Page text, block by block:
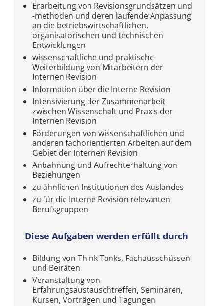
Erarbeitung von Revisionsgrundsätzen und
-methoden und deren laufende Anpassung
an die betriebswirtschaftlichen,
organisatorischen und technischen
Entwicklungen
wissenschaftliche und praktische
Weiterbildung von Mitarbeitern der
Internen Revision
Information über die Interne Revision
Intensivierung der Zusammenarbeit
zwischen Wissenschaft und Praxis der
Internen Revision
Förderungen von wissenschaftlichen und
anderen fachorientierten Arbeiten auf dem
Gebiet der Internen Revision
Anbahnung und Aufrechterhaltung von
Beziehungen
zu ähnlichen Institutionen des Auslandes
zu für die Interne Revision relevanten
Berufsgruppen
Diese Aufgaben werden erfüllt durch
Bildung von Think Tanks, Fachausschüssen
und Beiräten
Veranstaltung von
Erfahrungsaustauschtreffen, Seminaren,
Kursen, Vorträgen und Tagungen